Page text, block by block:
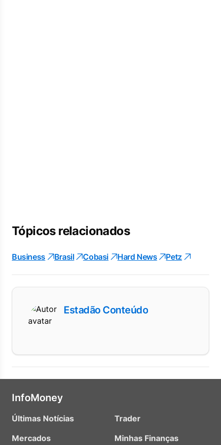
Tópicos relacionados
Business Brasil Cobasi Hard News Petz
Estadão Conteúdo
InfoMoney
Últimas Notícias
Mercados
Trader
Minhas Finanças